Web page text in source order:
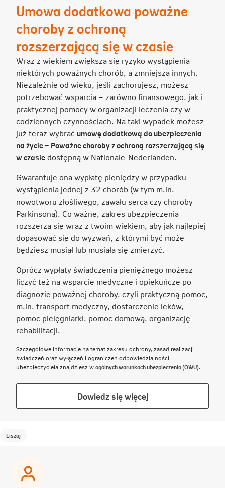
Umowa dodatkowa poważne
choroby z ochroną
rozszerzającą się w czasie
Wraz z wiekiem zwiększa się ryzyko wystąpienia
niektórych poważnych chorób, a zmniejsza innych.
Niezależnie od wieku, jeśli zachorujesz, możesz
potrzebować wsparcia – zarówno finansowego, jak i
praktycznej pomocy w organizacji leczenia czy w
codziennych czynnościach. Na taki wypadek możesz
już teraz wybrać umowę dodatkową do ubezpieczenia
na życie – Poważne choroby z ochroną rozszerzającą się
w czasieLink
się
w
nowej
karcie
dostępną w Nationale-Nederlanden.
Gwarantuje ona wypłatę pieniędzy w przypadku
wystąpienia jednej z 32 chorób (w tym m.in.
nowotworu złośliwego, zawału serca czy choroby
Parkinsona). Co ważne, zakres ubezpieczenia
rozszerza się wraz z twoim wiekiem, aby jak najlepiej
dopasować się do wyzwań, z którymi być może
będziesz musiał lub musiała się zmierzyć.
Oprócz wypłaty świadczenia pieniężnego możesz
liczyć też na wsparcie medyczne i opiekuńcze po
diagnozie poważnej choroby, czyli praktyczną pomoc,
m.in. transport medyczny, dostarczenie leków,
pomoc pielęgniarki, pomoc domową, organizację
rehabilitacji.
Szczegółowe informacje na temat zakresu ochrony, zasad realizacji
świadczeń oraz wyłączeń i ograniczeń odpowiedzialności
ubezpieczyciela znajdziesz wogólnych warunkach ubezpieczenia (OWU).
Dowiedz się więcejLink
otwiera
Liszaj